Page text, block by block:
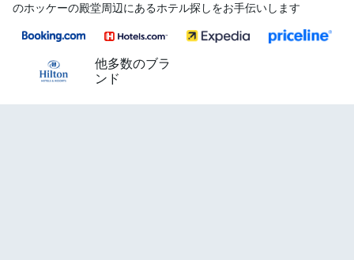
のホッケーの殿堂​周辺にあるホテル探しをお手伝いします
他多数のブラ
ンド